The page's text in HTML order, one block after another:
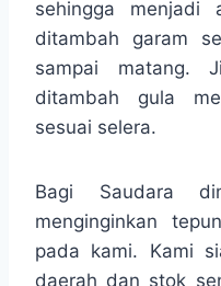
sehingga menjadi
ditambah garam
sampai matang.
ditambah gula
sesuai selera.
Bagi Saudara
menginginkan
pada kami. Kami
daerah dan stok